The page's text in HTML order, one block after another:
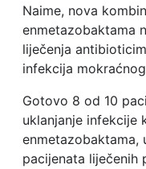
Naime, nova
enmetazobaktama
liječenja
infekcija
Gotovo 8 od 10
uklanjanje infekcije
enmetazobaktama,
pacijenata liječenih